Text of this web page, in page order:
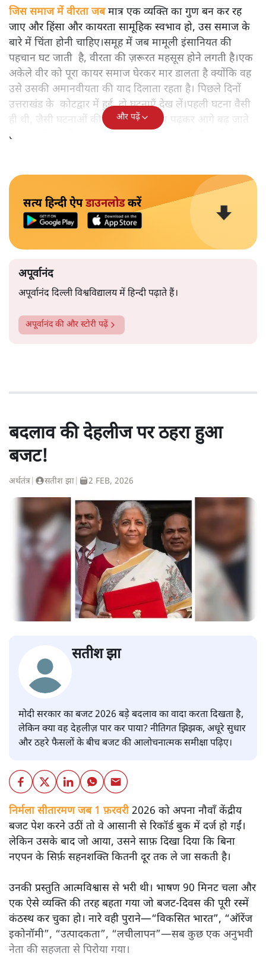
जिस समाज में वीरता जबमात्र एक व्यक्ति का गुण बन कर रह
जाए और हिंसा और कायरता सामूहिक स्वभाव हो, उस समाज के
बारे में चिंता होनी चाहिए।समूह में जब मामूली इंसानियत की
पहचान घट जाती है, वीरता की ज़रूरत महसूस होने लगती है।एक
अकेले वीर को पूरा कायर समाज घेरकर मार डालता है क्योंकि वह
उसे उसकी अमानवीयता की याद दिलाता रहता है। पिछले दिनों
उत्तराखंड के कोटद्वार में हुई दो घटनाएँ देख लें।पहली घटना वैसी
ही थी, जैसी घटनाओं की खबर हम रोज़ाना पढ़कर आगे बढ़ जाते
हैं।भारत के तक़रीबन हर हिस्से से ऐसी खबर आती ही रहती है।
और पढ़ें
सत्य हिन्दी ऐपडाउनलोडकरें
अपूर्वानंद
अपूर्वानंद दिल्ली विश्वविद्यालय में हिन्दी पढ़ाते हैं।
अपूर्वानंदकी और स्टोरी पढ़ें
बदलाव की देहलीज पर ठहरा हुआ
बजट!
अर्थतंत्र सतीश झा 2 FEB, 2026
सतीश झा
मोदी सरकार का बजट 2026 बड़े बदलाव का वादा करता दिखता है,
लेकिन क्या वह देहलीज़ पार कर पाया? नीतिगत झिझक, अधूरे सुधार
और ठहरे फैसलों के बीच बजट की आलोचनात्मक समीक्षा पढ़िए।
निर्मला सीतारमण जब 1 फ़रवरी2026 को अपना नौवाँ केंद्रीय
बजट पेश करने उठीं तो वे आसानी से रिकॉर्ड बुक में दर्ज हो गईं।
लेकिन उसके बाद जो आया, उसने साफ़ दिखा दिया कि बिना
नएपन के सिर्फ़ सहनशक्ति कितनी दूर तक ले जा सकती है।
उनकी प्रस्तुति आत्मविश्वास से भरी थी। भाषण 90 मिनट चला और
एक ऐसे व्यक्ति की तरह बहता गया जो बजट‑दिवस की पूरी रस्में
कंठस्थ कर चुका हो। नारे वही पुराने—“विकसित भारत”, “ऑरेंज
इकोनॉमी”, “उत्पादकता”, “लचीलापन”—सब कुछ एक अनुभवी
नेता की सहजता से पिरोया गया।